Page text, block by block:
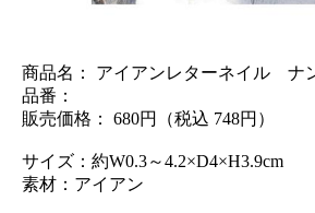
商品名： アイアンレターネイル ナ
品番：
販売価格： 680円（税込 748円）
サイズ：約W0.3～4.2×D4×H3.9cm
素材：アイアン